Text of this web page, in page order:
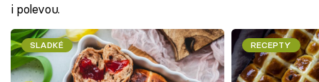
i polevou.
SLADKÉ RECEPTY